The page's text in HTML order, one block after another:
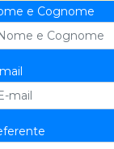
e Cognome